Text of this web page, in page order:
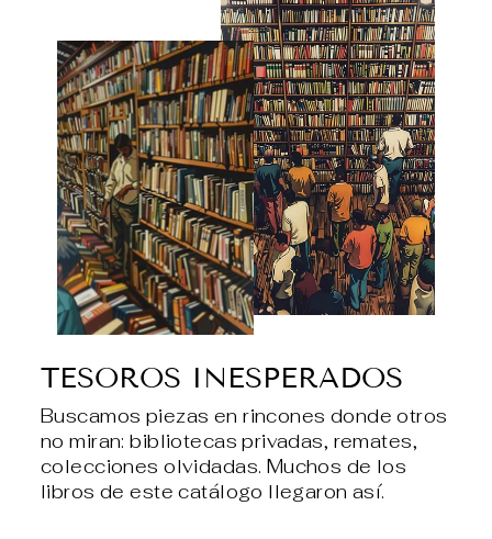
TESOROS INESPERADOS
Buscamos piezas en rincones donde otros
no miran: bibliotecas privadas, remates,
colecciones olvidadas. Muchos de los
libros de este catálogo llegaron así.